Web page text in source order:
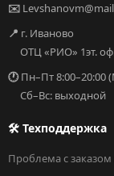
✉️
📍 г. Иваново
ОТЦ «РИО» 1эт.
🕐Пн–Пт 8:00–20:00
Сб–Вс: выходной
🛠 Техподдержка
Проблема с